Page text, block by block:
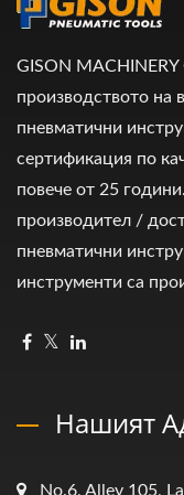
GISON
производството на
пневматични
сертификация по
повече от 25
производител /
пневматични
инструменти са
Нашият
No.6, Alley 105,